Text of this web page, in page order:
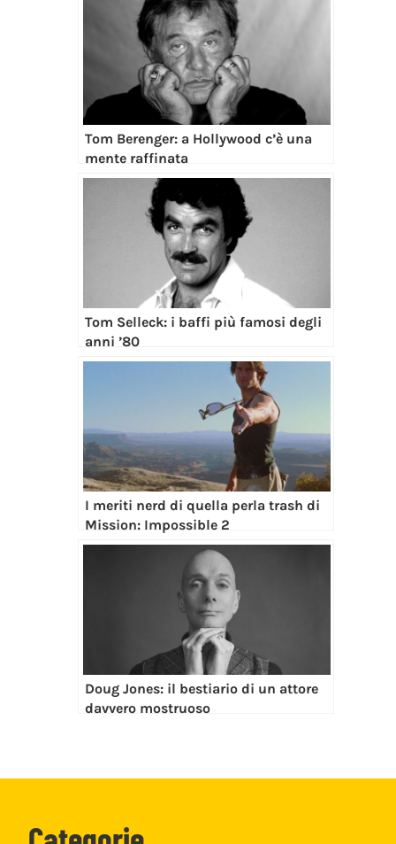
Tom Berenger: a Hollywood c’è una
mente raffinata
Tom Selleck: i baffi più famosi degli
anni ’80
I meriti nerd di quella perla trash di
Mission: Impossible 2
Doug Jones: il bestiario di un attore
davvero mostruoso